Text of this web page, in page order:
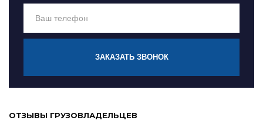
ЗАКАЗАТЬ ЗВОНОК
ОТЗЫВЫ ГРУЗОВЛАДЕЛЬЦЕВ